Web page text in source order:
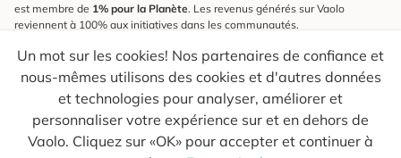
Un mot sur les cookies! Nos partenaires de confiance et
nous-mêmes utilisons des cookies et d'autres données
et technologies pour analyser, améliorer et
personnaliser votre expérience sur et en dehors de
Vaolo. Cliquez sur «OK» pour accepter et continuer à
est membre de 1% pour la Planète. Les revenus générés sur Vaolo
reviennent à 100% aux initiatives dans les communautés.
S'inscrire à l'infolettre
Pour connaître les nouveautés, suivre nos explorateurs et recevoir des
astuces pour des voyages plus conscients.
Ton courriel Envoyer